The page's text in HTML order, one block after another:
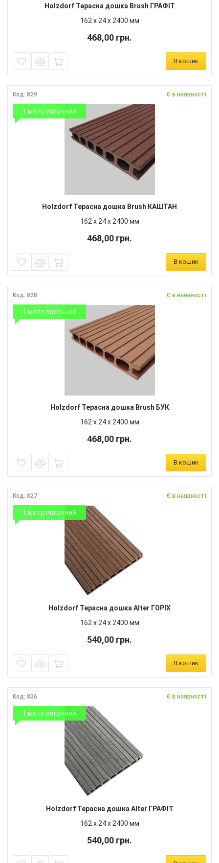
Holzdorf Терасна дошка Brush ГРАФІТ
162 х 24 х 2400 мм
468,00 грн.
В кошик
Код: 829 Є в наявності
1 метр погонний
Holzdorf Терасна дошка Brush КАШТАН
162 х 24 х 2400 мм
468,00 грн.
В кошик
Код: 828 Є в наявності
1 метр погонний
Holzdorf Терасна дошка Brush БУК
162 х 24 х 2400 мм
468,00 грн.
В кошик
Код: 827 Є в наявності
1 метр погонний
Holzdorf Терасна дошка Alter ГОРІХ
162 х 24 х 2400 мм
540,00 грн.
В кошик
Код: 826 Є в наявності
1 метр погонний
Holzdorf Терасна дошка Alter ГРАФІТ
162 х 24 х 2400 мм
540,00 грн.